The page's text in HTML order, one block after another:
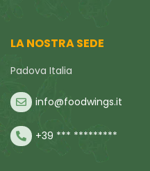
LA NOSTRA SEDE
Padova Italia
info@foodwings.it
+39 *** *********